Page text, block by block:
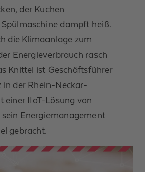
der Kuchen
dampft heiß.
die Klimaanlage zum
Energieverbrauch rasch
Knittel ist Geschäftsführer
in der Rhein-Neckar-
einer IIoT-Lösung von
Energiemanagement
gebracht.